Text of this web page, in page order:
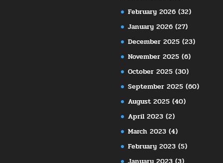
February 2026 (32)
January 2026 (27)
December 2025 (23)
November 2025 (6)
October 2025 (30)
September 2025 (60)
August 2025 (40)
April 2023 (2)
March 2023 (4)
February 2023 (5)